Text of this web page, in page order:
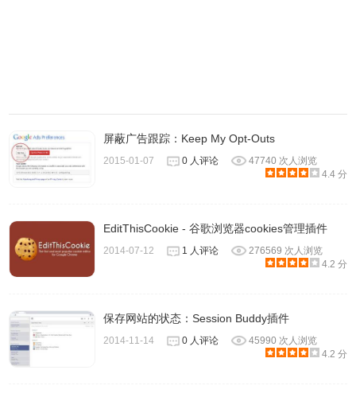
屏蔽广告跟踪：Keep My Opt-Outs
2015-01-07 0 人评论
47740 次人浏览
4.4 分
EditThisCookie - 谷歌浏览器cookies管理插件
2014-07-12 1 人评论
276569 次人浏览
4.2 分
保存网站的状态：Session Buddy插件
2014-11-14 0 人评论
45990 次人浏览
4.2 分